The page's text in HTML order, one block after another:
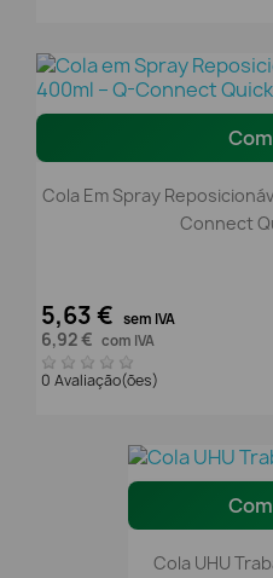
Cola Em Spray
Connect
5,63 € sem IVA
6,92 € com IVA
0 Avaliação(ões)
Cola UHU